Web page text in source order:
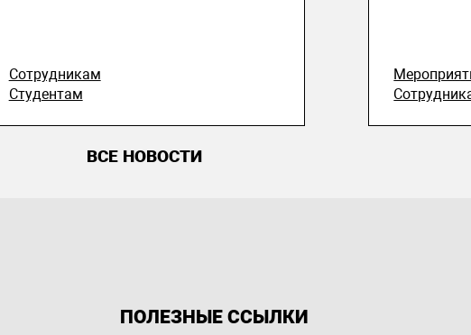
Сотрудникам
Студентам
ВСЕ НОВОСТИ
ПОЛЕЗНЫЕ ССЫЛКИ